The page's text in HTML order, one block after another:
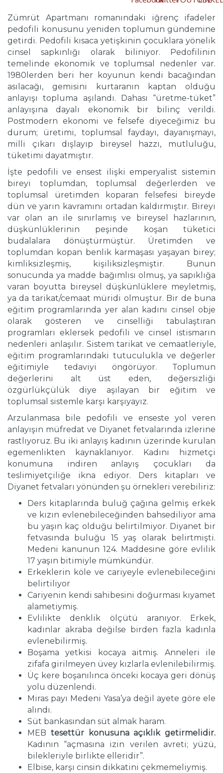
Zümrüt Apartmanı romanındaki iğrenç ifadeler
pedofili konusunu yeniden toplumun gündemine
getirdi. Pedofili kısaca yetişkinin çocuklara yönelik
cinsel sapkınlığı olarak biliniyor. Pedofilinin
temelinde ekonomik ve toplumsal nedenler var.
1980lerden beri her koyunun kendi bacağından
asılacağı, gemisini kurtaranın kaptan olduğu
anlayışı topluma aşılandı. Dahası “üretme-tüket”
anlayışına dayalı ekonomik bir bilinç verildi.
Postmodern ekonomi ve felsefe diyeceğimiz bu
durum; üretimi, toplumsal faydayı, dayanışmayı,
milli çıkarı dışlayıp bireysel hazzı, mutluluğu,
tüketimi dayatmıştır.
İşte pedofili ve ensest ilişki emperyalist sistemin
bireyi toplumdan, toplumsal değerlerden ve
toplumsal üretimden koparan felsefesi bireyde
dün ve yarın kavramını ortadan kaldırmıştır. Bireyi
var olan an ile sınırlamış ve bireysel hazlarının,
düşkünlüklerinin peşinde koşan tüketici
budalalara dönüştürmüştür. Üretimden ve
toplumdan kopan benlik karmaşası yaşayan birey;
kimliksizleşmiş, kişiliksizleşmiştir. Bunun
sonucunda ya madde bağımlısı olmuş, ya sapıklığa
varan boyutta bireysel düşkünlüklere meyletmiş,
ya da tarikat/cemaat müridi olmuştur. Bir de buna
eğitim programlarında yer alan kadını cinsel obje
olarak gösteren ve cinselliği tabulaştıran
programları eklersek pedofili ve cinsel istismarın
nedenleri anlaşılır. Sistem tarikat ve cemaatleriyle,
eğitim programlarındaki tutuculukla ve değerler
eğitimiyle tedaviyi öngörüyor. Toplumun
değerlerini alt üst eden, değersizliği
özgürlükçülük diye aşılayan bir eğitim ve
toplumsal sistemle karşı karşıyayız.
Arzulanmasa bile pedofili ve enseste yol veren
anlayışın müfredat ve Diyanet fetvalarında izlerine
rastlıyoruz. Bu iki anlayış kadının üzerinde kurulan
egemenlikten kaynaklanıyor. Kadını hizmetçi
konumuna indiren anlayış çocukları da
teslimiyetçiliğe ikna ediyor. Ders kitapları ve
Diyanet fetvaları yönünden şu örnekleri verebiliriz:
Ders kitaplarında buluğ çağına gelmiş erkek
ve kızın evlenebileceğinden bahsediliyor ama
bu yaşın kaç olduğu belirtilmiyor. Diyanet bir
fetvasında buluğu 15 yaş olarak belirtmişti.
Medeni kanunun 124. Maddesine göre evlilik
17 yaşın bitimiyle mümkündür.
Erkeklerin köle ve cariyeyle evlenebileceğini
belirtiliyor
Cariyenin kendi sahibesini doğurması kıyamet
alametiymiş.
Evlilikte denklik ölçütü aranıyor. Erkek,
kadınlar akraba değilse birden fazla kadınla
evlenebilirmiş.
Boşama yetkisi kocaya aitmiş. Anneleri ile
zifafa girilmeyen üvey kızlarla evlenilebilirmiş.
Üç kere boşanılınca önceki kocaya geri dönüş
yolu düzenlendi.
Miras payı Medeni Yasa’ya değil ayete göre ele
alındı.
Süt bankasından süt almak haram.
MEB tesettür konusuna açıklık getirmelidir.
Kadının “açmasına izin verilen avreti; yüzü,
bilekleriyle birlikte elleridir”.
Elbise, karşı cinsin dikkatini çekmemeliymiş.